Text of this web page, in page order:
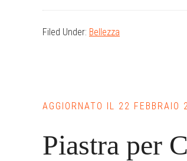
Filed Under: Bellezza
AGGIORNATO IL 22 FEBBRAIO
Piastra per